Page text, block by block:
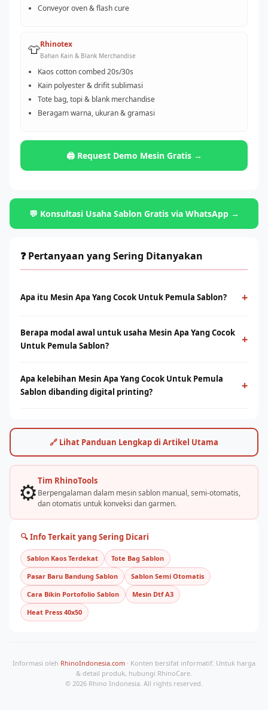
Conveyor oven & flash cure
👕Rhinotex
Bahan Kain & Blank Merchandise
Kaos cotton combed 20s/30s
Kain polyester & drifit sublimasi
Tote bag, topi & blank merchandise
Beragam warna, ukuran & gramasi
🖨️ Request Demo Mesin Gratis →
💬 Konsultasi Usaha Sablon Gratis via WhatsApp →
❓ Pertanyaan yang Sering Ditanyakan
Apa itu Mesin Apa Yang Cocok Untuk Pemula Sablon? +
cetak konvensional menggunakan screen dan tinta yang
ditekan ke permukaan kain. Cocok untuk produksi massal
Berapa modal awal untuk usaha Mesin Apa Yang Cocok
Untuk Pemula Sablon?
+
starter manual hingga mesin otomatis. Konsultasikan dengan
tim Rhino Indonesia untuk simulasi usaha sesuai budget Anda.
Apa kelebihan Mesin Apa Yang Cocok Untuk Pemula
Sablon dibanding digital printing?
+
rendah. Digital printing (DTF/sublimasi) unggul untuk order
satuan, full-color, dan desain detail. Keduanya bisa saling
🔗 Lihat Panduan Lengkap di Artikel Utama
⚙️Tim RhinoTools
Berpengalaman dalam mesin sablon manual, semi-otomatis,
dan otomatis untuk konveksi dan garmen.
🔍 Info Terkait yang Sering Dicari
Sablon Kaos Terdekat
Tote Bag Sablon
Pasar Baru Bandung Sablon
Sablon Semi Otomatis
Cara Bikin Portofolio Sablon
Mesin Dtf A3
Heat Press 40x50
Informasi oleh RhinoIndonesia.com · Konten bersifat informatif. Untuk harga
& detail produk, hubungi RhinoCare.
© 2026 Rhino Indonesia. All rights reserved.